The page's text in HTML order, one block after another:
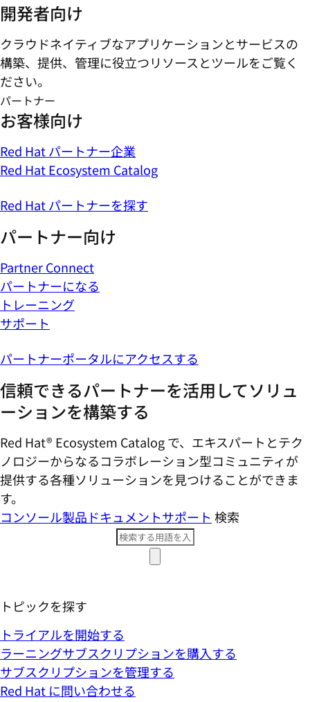
開発者向け
クラウドネイティブなアプリケーションとサービスの
構築、提供、管理に役立つリソースとツールをご覧く
ださい。
パートナー
お客様向け
Red Hat パートナー企業
Red Hat Ecosystem Catalog
Red Hat パートナーを探す
パートナー向け
Partner Connect
パートナーになる
トレーニング
サポート
パートナーポータルにアクセスする
信頼できるパートナーを活用してソリュ
ーションを構築する
Red Hat® Ecosystem Catalog で、エキスパートとテク
ノロジーからなるコラボレーション型コミ​ュニティが
提供する各種ソリューションを見つけることができま
す。
コンソール製品ドキュメントサポート 検索
トピックを探す
トライアルを開始する
ラーニングサブスクリプションを購入する
サブスクリプションを管理する
Red Hat に問い合わせる